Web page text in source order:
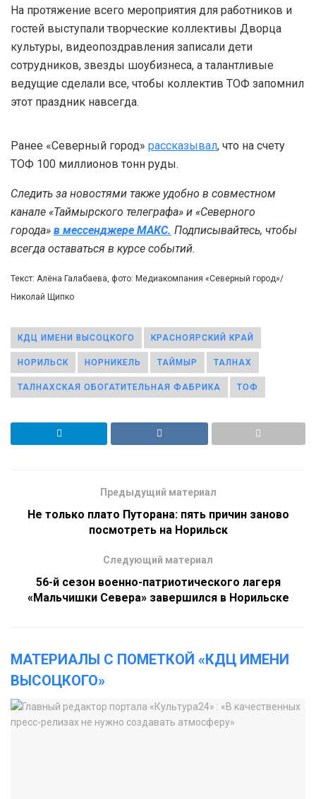
На протяжение всего мероприятия для работников и
гостей выступали творческие коллективы Дворца
культуры, видеопоздравления записали дети
сотрудников, звезды шоубизнеса, а талантливые
ведущие сделали все, чтобы коллектив ТОФ запомнил
этот праздник навсегда.
Ранее «Северный город» рассказывал, что на счету
ТОФ 100 миллионов тонн руды.
Следить за новостями также удобно в совместном
канале «Таймырского телеграфа» и «Северного
города» в мессенджере МАКС. Подписывайтесь, чтобы
всегда оставаться в курсе событий.
Текст: Алёна Галабаева, фото: Медиакомпания «Северный город»/
Николай Щипко
КДЦ ИМЕНИ ВЫСОЦКОГО КРАСНОЯРСКИЙ КРАЙ
НОРИЛЬСК НОРНИКЕЛЬ ТАЙМЫР ТАЛНАХ
ТАЛНАХСКАЯ ОБОГАТИТЕЛЬНАЯ ФАБРИКА ТОФ
Предыдущий материал
Не только плато Путорана: пять причин заново
посмотреть на Норильск
Следующий материал
56-й сезон военно-патриотического лагеря
«Мальчишки Севера» завершился в Норильске
МАТЕРИАЛЫ С ПОМЕТКОЙ «КДЦ ИМЕНИ
ВЫСОЦКОГО»